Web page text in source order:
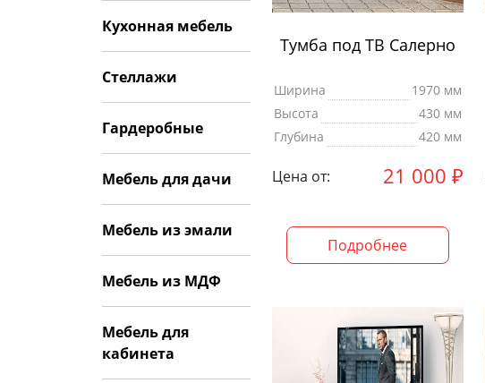
Кухонная мебель
Стеллажи
Гардеробные
Мебель для дачи
Мебель из эмали
Мебель из МДФ
Мебель для
кабинета
Тумба под ТВ Салерно
Ширина
1970 мм
Высота
430 мм
Глубина
420 мм
Цена от: 21 000 ₽
Подробнее